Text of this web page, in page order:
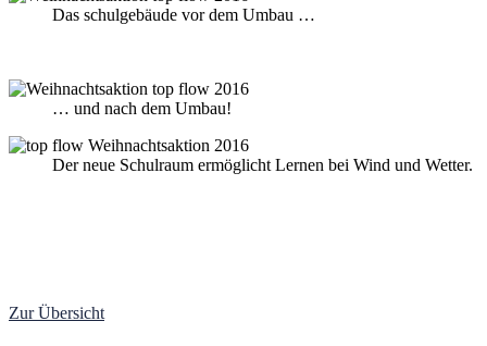
Das schulgebäude vor dem Umbau …
… und nach dem Umbau!
Der neue Schulraum ermöglicht Lernen bei Wind und Wetter.
Zur Übersicht